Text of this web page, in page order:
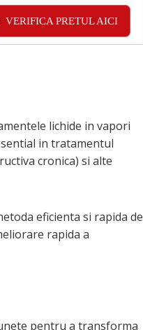
VERIFICA PRETUL AICI
lichide in vapori
in tratamentul
cronica) si alte
eficienta si rapida de
rapida a
pentru a transforma